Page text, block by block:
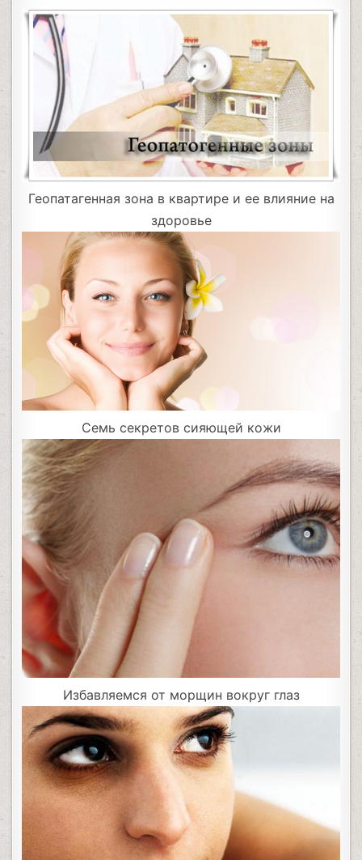
Геопатагенная зона в квартире и ее влияние на
здоровье
Семь секретов сияющей кожи
Избавляемся от морщин вокруг глаз